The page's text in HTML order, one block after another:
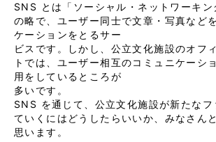
SNS とは「ソーシャル・ネットワーキン
の略で、ユーザー同士で文章・写真など
ケーションをとるサー
ビスです。しかし、公立文化施設のオフ
トでは、ユーザー相互のコミュニケーシ
用をしているところが
多いです。
SNS を通じて、公立文化施設が新たなフ
ていくにはどうしたらいいか、みなさん
思います。